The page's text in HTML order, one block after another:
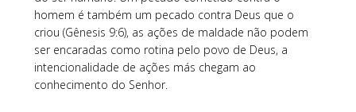
homem é também um pecado contra Deus que o
criou (Gênesis 9:6), as ações de maldade não podem
ser encaradas como rotina pelo povo de Deus, a
intencionalidade de ações más chegam ao
conhecimento do Senhor.